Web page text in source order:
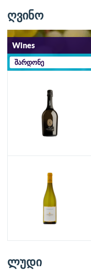
ღვინო
Wines
შარდონე
ლუდი